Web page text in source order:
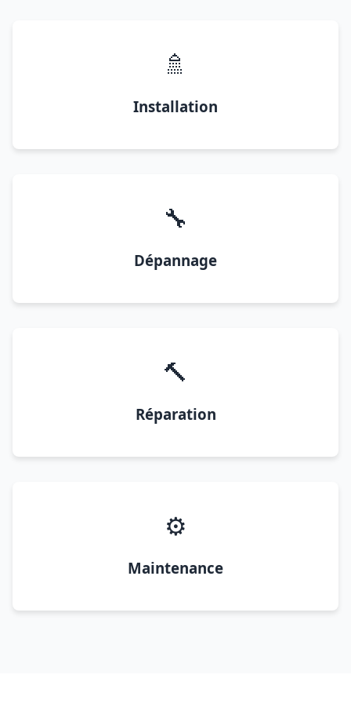
🚿
Installation
🔧
Dépannage
🔨
Réparation
⚙️
Maintenance